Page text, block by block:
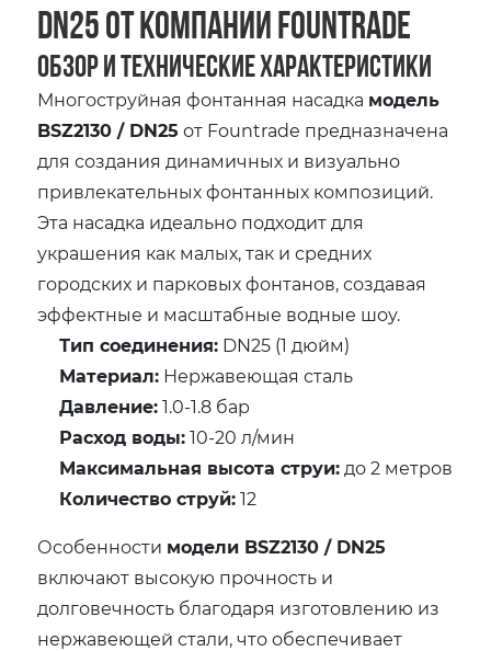
DN25 от компании Fountrade
Обзор и технические характеристики
Многоструйная фонтанная насадка модель
BSZ2130 / DN25 от Fountrade предназначена
для создания динамичных и визуально
привлекательных фонтанных композиций.
Эта насадка идеально подходит для
украшения как малых, так и средних
городских и парковых фонтанов, создавая
эффектные и масштабные водные шоу.
Тип соединения: DN25 (1 дюйм)
Материал: Нержавеющая сталь
Давление:1.0-1.8 бар
Расход воды:10-20 л/мин
Максимальная высота струи: до 2 метров
Количество струй:12
Особенности модели BSZ2130 / DN25
включают высокую прочность и
долговечность благодаря изготовлению из
нержавеющей стали, что обеспечивает